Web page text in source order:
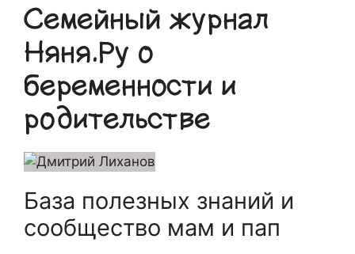
Семейный журнал
Няня.Ру о
беременности и
родительстве
База полезных знаний и
сообщество мам и пап